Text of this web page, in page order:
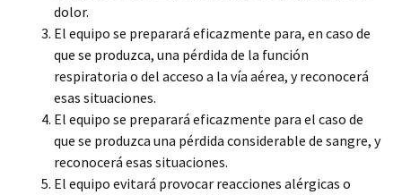
dolor.
El equipo se preparará eficazmente para, en caso de
que se produzca, una pérdida de la función
respiratoria o del acceso a la vía aérea, y reconocerá
esas situaciones.
El equipo se preparará eficazmente para el caso de
que se produzca una pérdida considerable de sangre, y
reconocerá esas situaciones.
El equipo evitará provocar reacciones alérgicas o